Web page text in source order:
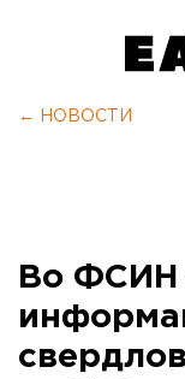
← НОВОСТИ
Во ФСИН